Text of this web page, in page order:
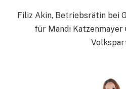
Filiz Akin, Betriebsrätin bei
für Mandi Katzenmayer